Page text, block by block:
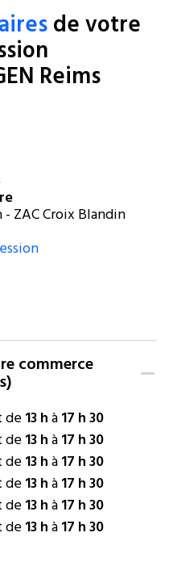
de votre
Reims
ZAC Croix Blandin
commerce
de13 hà17 h 30
de13 hà17 h 30
de13 hà17 h 30
de13 hà17 h 30
de13 hà17 h 30
de13 hà17 h 30